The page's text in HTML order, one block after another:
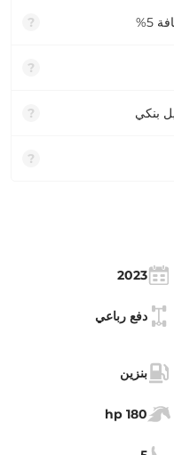
?
?
بنكي ?
?
2023
دفع رباعي
بنزين
180 hp